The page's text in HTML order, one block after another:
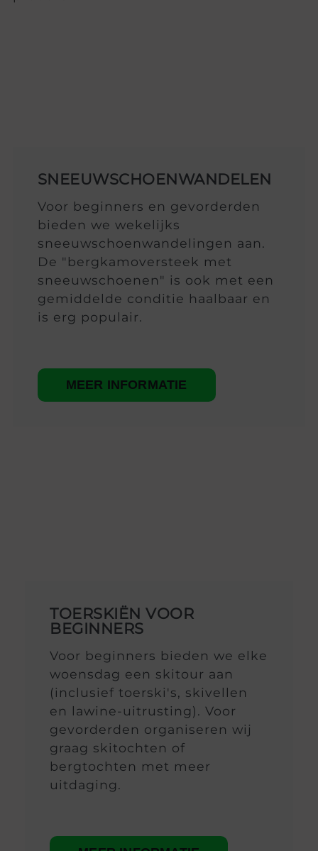
SNEEUWSCHOENWANDELEN
Voor beginners en gevorderden
bieden we wekelijks
sneeuwschoenwandelingen aan.
De "bergkamoversteek met
sneeuwschoenen" is ook met een
gemiddelde conditie haalbaar en
is erg populair.
MEER INFORMATIE
TOERSKIËN VOOR
BEGINNERS
Voor beginners bieden we elke
woensdag een skitour aan
(inclusief toerski's, skivellen
en lawine-uitrusting). Voor
gevorderden organiseren wij
graag skitochten of
bergtochten met meer
uitdaging.